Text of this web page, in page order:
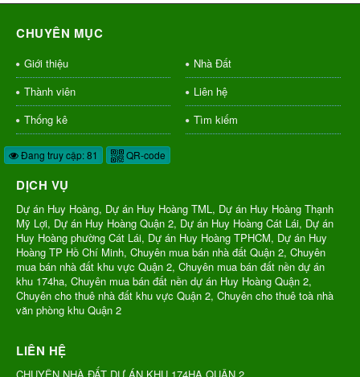
CHUYÊN MỤC
Giới thiệu
Nhà Đất
Thành viên
Liên hệ
Thống kê
Tìm kiếm
Đang truy cập: 81 QR-code
DỊCH VỤ
Dự án Huy Hoàng, Dự án Huy Hoàng TML, Dự án Huy Hoàng Thạnh
Mỹ Lợi, Dự án Huy Hoàng Quận 2, Dự án Huy Hoàng Cát Lái, Dự án
Huy Hoàng phường Cát Lái, Dự án Huy Hoàng TPHCM, Dự án Huy
Hoàng TP Hồ Chí Minh, Chuyên mua bán nhà đất Quận 2, Chuyên
mua bán nhà đất khu vực Quận 2, Chuyên mua bán đất nền dự án
khu 174ha, Chuyên mua bán đất nền dự án Huy Hoàng Quận 2,
Chuyên cho thuê nhà đất khu vực Quận 2, Chuyên cho thuê toà nhà
văn phòng khu Quận 2
LIÊN HỆ